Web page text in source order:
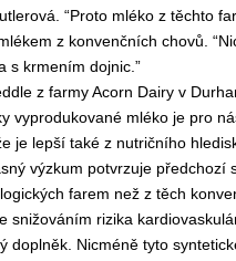
“Proto mléko z těchto
z konvenčních chovů.
s krmením dojnic.”
z farmy Acorn Dairy v
vyprodukované mléko je pro
je lepší také z nutričního
výzkum potvrzuje předchozí
farem než z těch
snižováním rizika
doplněk. Nicméně tyto